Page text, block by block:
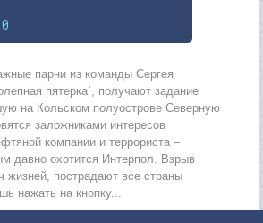
парни из команды Сергея
пятерка`, получают задание
на Кольском полуострове Северную
заложниками интересов
компании и террориста –
давно охотится Интерпол. Взрыв
жизней, пострадают все страны
нажать на кнопку...